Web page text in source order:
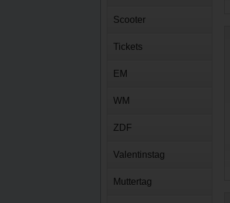
Scooter
Tickets
EM
WM
ZDF
Valentinstag
Muttertag